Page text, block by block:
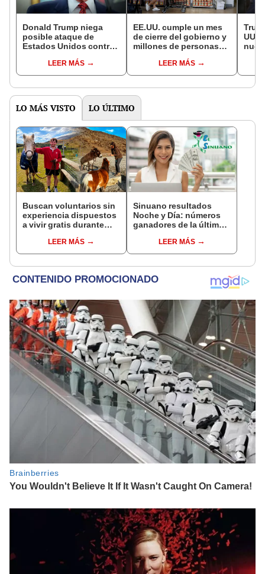
Donald Trump niega
posible ataque de
Estados Unidos contra
versiones de medios
estadounidenses
LEER MÁS
EE.UU. cumple un mes
de cierre del gobierno y
millones de personas
alimentariaLEER MÁS
UU.
LO MÁS VISTO LO ÚLTIMO
Buscan voluntarios sin
experiencia dispuestos
a vivir gratis durante
cuidar caballos, burros
y otros animales
LEER MÁS
Sinuano resultados
Noche y Día: números
ganadores de la última
HOY viernes 7 de agosto
LEER MÁS